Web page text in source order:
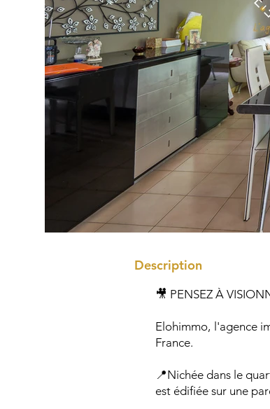
Description
🎥 PENSEZ À
Elohimmo, l'agence
France.
📍Nichée dans le
est édifiée sur une